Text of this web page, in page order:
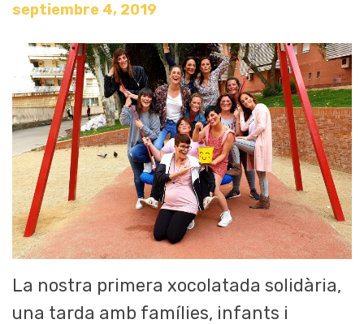
septiembre 4, 2019
La nostra primera xocolatada solidària,
una tarda amb famílies, infants i